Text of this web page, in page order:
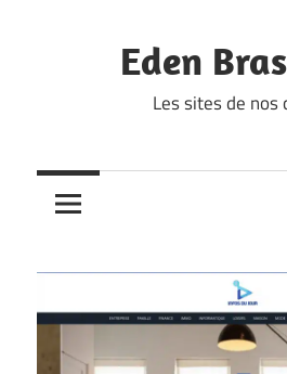
Eden
Les sites de nos